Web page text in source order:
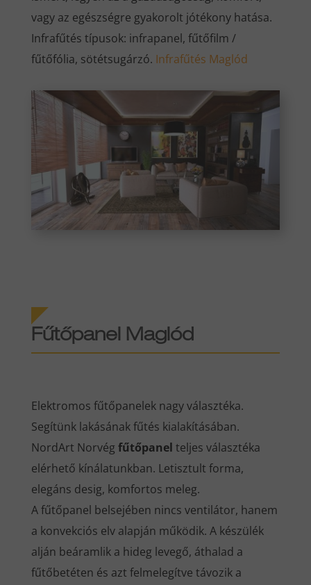
vagy az egészségre gyakorolt jótékony hatása.
Infrafűtés típusok: infrapanel, fűtőfilm /
fűtőfólia, sötétsugárzó. Infrafűtés Maglód
Fűtőpanel Maglód
Elektromos fűtőpanelek nagy választéka.
Segítünk lakásának fűtés kialakításában.
NordArt Norvég fűtőpanel teljes választéka
elérhető kínálatunkban. Letisztult forma,
elegáns desig, komfortos meleg.
A fűtőpanel belsejében nincs ventilátor, hanem
a konvekciós elv alapján működik. A készülék
alján beáramlik a hideg levegő, áthalad a
fűtőbetéten és azt felmelegítve távozik a